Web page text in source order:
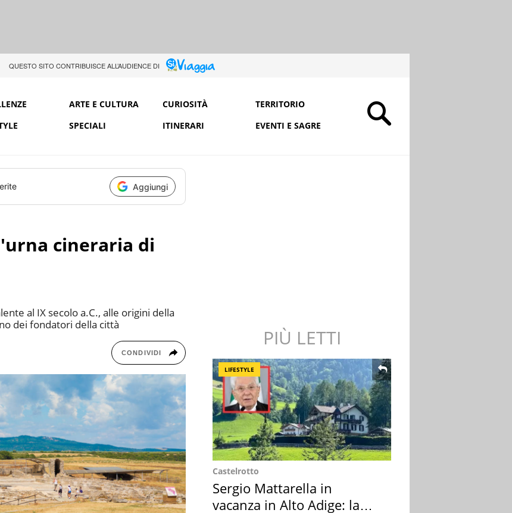
QUESTO SITO CONTRIBUISCE ALL’AUDIENCE DI
ARTE E CULTURA CURIOSITÀ
TERRITORIO
SPECIALI ITINERARI EVENTI E SAGRE
Aggiungi
cineraria di
al IX secolo a.C., alle origini della
dei fondatori della città
CONDIVIDI
PIÙ LETTI
LIFESTYLE
Castelrotto
Sergio Mattarella in
vacanza in Alto Adige: la